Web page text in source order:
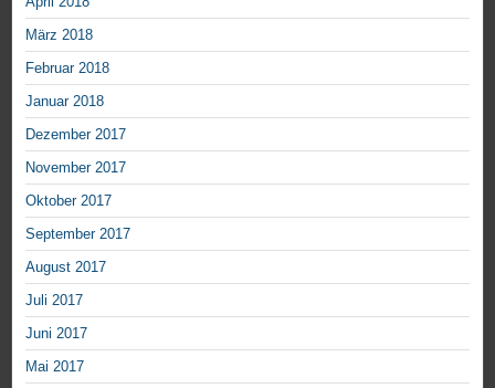
März 2018
Februar 2018
Januar 2018
Dezember 2017
November 2017
Oktober 2017
September 2017
August 2017
Juli 2017
Juni 2017
Mai 2017